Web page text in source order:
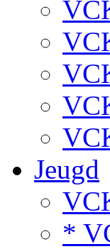
Jeugd
*